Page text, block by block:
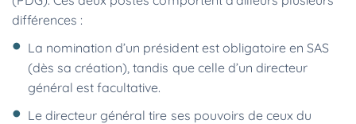
différences :
La nomination d’un président est obligatoire en SAS
(dès sa création), tandis que celle d’un directeur
général est facultative.
Le directeur général tire ses pouvoirs de ceux du